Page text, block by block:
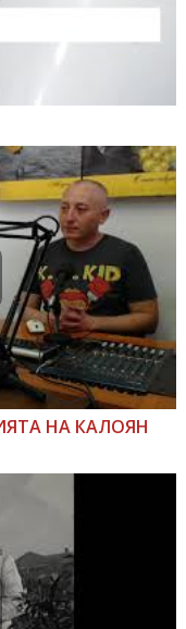
НА КАЛОЯН